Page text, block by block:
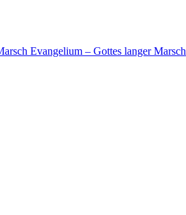
Evangelium – Gottes langer Marsch